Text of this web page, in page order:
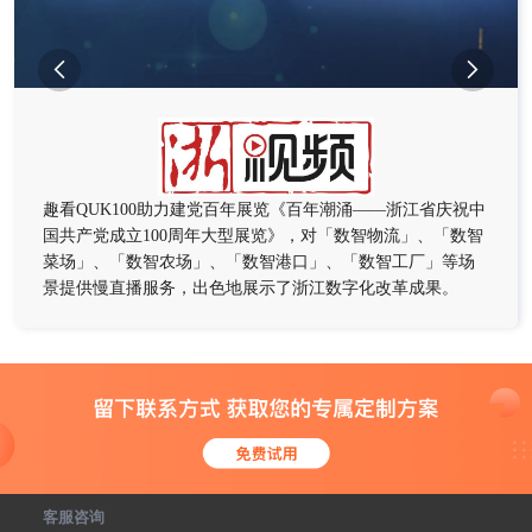
趣看QUK100助力建党百年展览《百年潮涌——浙江省庆祝中
国共产党成立100周年大型展览》，对「数智物流」、「数智
菜场」、「数智农场」、「数智港口」、「数智工厂」等场
景提供慢直播服务，出色地展示了浙江数字化改革成果。
 
客服咨询